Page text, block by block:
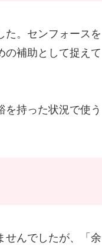
た。センフォースを
の補助として捉えて
を持った状況で使う
せんでしたが、「余